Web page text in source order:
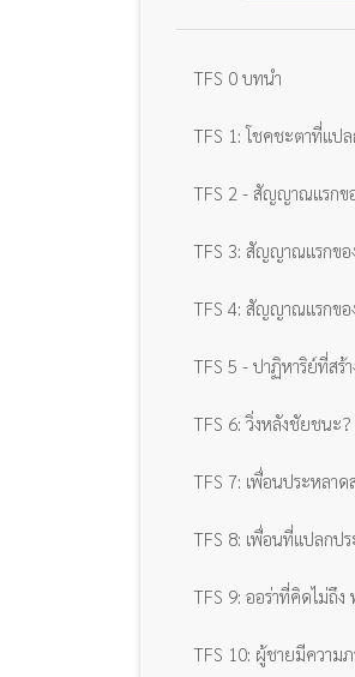
TFS 0 บทนำ
TFS 1: โชคชะตาที่แป
TFS 2 - สัญญาณแรกข
TFS 3: สัญญาณแรกข
TFS 4: สัญญาณแรกข
TFS 5 - ปาฏิหาริย์ที่สร้
TFS 6: วิ่งหลังชัยชนะ
TFS 7: เพื่อนประหลา
TFS 8: เพื่อนที่แปลกป
TFS 9: ออร่าที่คิดไม่ถึง
TFS 10: ผู้ชายมีความ